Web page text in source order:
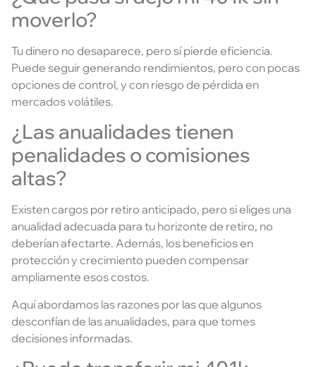
moverlo?
Tu dinero no desaparece, pero sí pierde eficiencia.
Puede seguir generando rendimientos, pero con pocas
opciones de control, y con riesgo de pérdida en
mercados volátiles.
¿Las anualidades tienen
penalidades o comisiones
altas?
Existen cargos por retiro anticipado, pero si eliges una
anualidad adecuada para tu horizonte de retiro, no
deberían afectarte. Además, los beneficios en
protección y crecimiento pueden compensar
ampliamente esos costos.
Aquí abordamos las razones por las que algunos
desconfían de las anualidades, para que tomes
decisiones informadas.